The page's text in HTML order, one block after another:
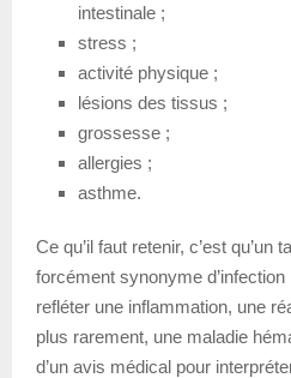
intestinale ;
stress ;
activité physique ;
lésions des tissus ;
grossesse ;
allergies ;
asthme.
Ce qu’il faut retenir, c’est qu’un
forcément synonyme
refléter une inflammation, une
plus rarement, une maladie
d’un avis médical pour